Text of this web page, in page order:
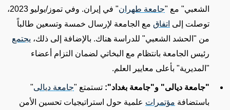
الشعبي" مع "جامعة طهران
" في إيران. وفي تموز/يوليو 2023،
توصلت إلى اتفاق مع الجامعة لإرسال خمسة وتسعين طالباً
من " الحشد الشعبي" للدراسة هناك. بالإضافة إلى ذلك، يجتمع
رئيس الجامعة بانتظام مع البخاتي لضمان التزام أعضاء
"المديرية" بأعلى معايير العلم.
"جامعة ديالى" و"جامعة بغداد": تستمتع "جامعة ديالى"
باستضافة مؤتمرات علمية حول استراتيجيات تحسين الأمن